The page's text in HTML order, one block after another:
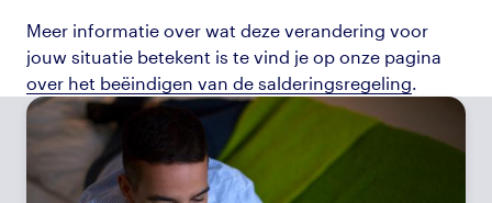
Meer informatie over wat deze verandering voor
jouw situatie betekent is te vind je op onze pagina
over het beëindigen van de salderingsregeling.